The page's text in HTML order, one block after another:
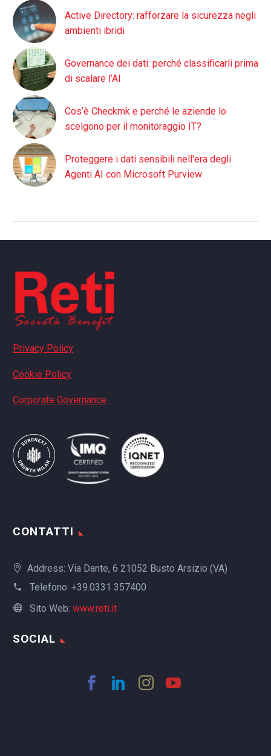
Active Directory: rafforzare la sicurezza negli
ambienti ibridi
Governance dei dati: perché classificarli prima
di scalare l’AI
Cos’è Checkmk e perché le aziende lo
scelgono per il monitoraggio IT?
Proteggere i dati sensibili nell'era degli
Agenti AI con Microsoft Purview
Privacy Policy
Cookie Policy
Corporate Governance
CONTATTI
Address: Via Dante, 6 21052 Busto Arsizio (VA)
Telefono: +39.0331 357400
Sito Web: www.reti.it
SOCIAL